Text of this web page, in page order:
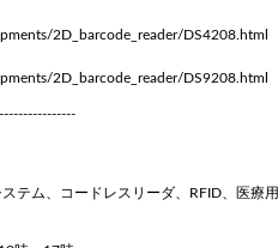
2D_barcode_reader/DS4208.html
2D_barcode_reader/DS9208.html
テム、コードレスリーダ、RFID、医療用